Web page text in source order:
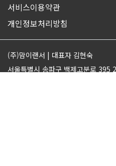
서비스이용약관
개인정보처리방침
(주)맘이랜서 | 대표자 김현숙
서울특별시 송파구 백제고분로